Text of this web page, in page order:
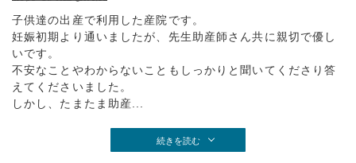
子供達の出産で利用した産院です。
妊娠初期より通いましたが、先生助産師さん共に親切で優し
いです。
不安なことやわからないこともしっかりと聞いてくださり答
えてくださいました。
しかし、たまたま助産...
続きを読む